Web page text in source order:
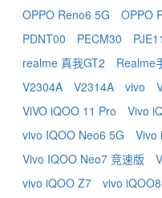
OPPO Reno6 5G
OPPO
PDNT00
PECM30
realme 真我GT2
Realme
V2304A
V2314A vivo
ViVO iQOO 11 Pro
Vivo
vivo IQOO Neo6 5G
Vivo
Vivo IQOO Neo7 竞速版
vivo iQOO Z7
vivo iQOO8